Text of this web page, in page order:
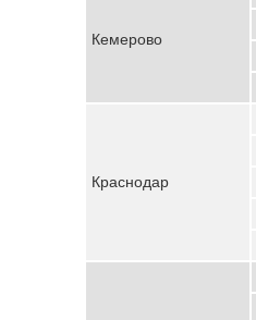
Кемерово
Краснодар